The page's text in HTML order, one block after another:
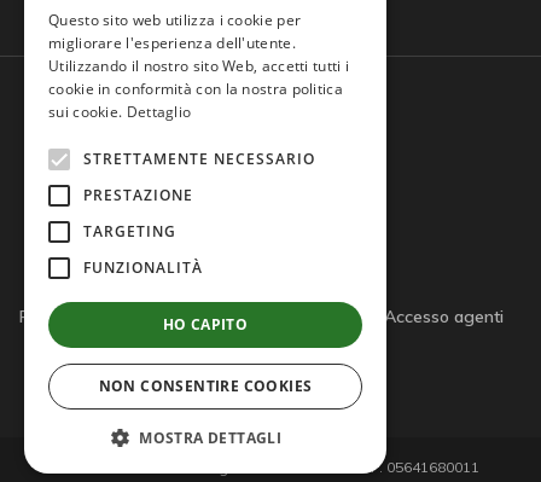
Privacy policy Cookie policy Note legali
Accesso agenti
© 2026 Giemme di D'Agostino S.r.l. - P.IVA/C.F. 05641680011
Questo sito web utilizza i cookie per
migliorare l'esperienza dell'utente.
Utilizzando il nostro sito Web, accetti tutti i
cookie in conformità con la nostra politica
sui cookie. Dettaglio
STRETTAMENTE NECESSARIO
PRESTAZIONE
TARGETING
FUNZIONALITÀ
HO CAPITO
NON CONSENTIRE COOKIES
MOSTRA DETTAGLI